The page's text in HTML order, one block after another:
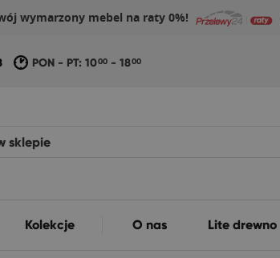
wymarzony mebel na raty 0%!
PON - PT: 1000 - 1800
Kolekcje O nas Lite drewno